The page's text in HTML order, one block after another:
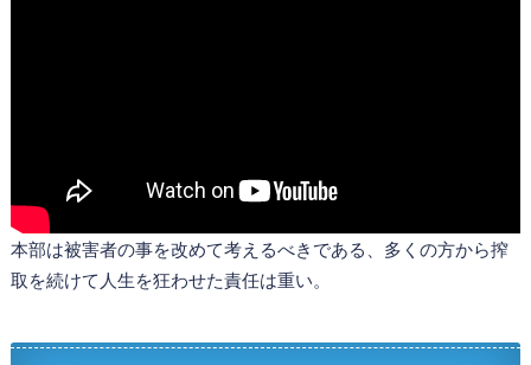
本部は被害者の事を改めて考えるべきである、多くの方から搾
取を続けて人生を狂わせた責任は重い。